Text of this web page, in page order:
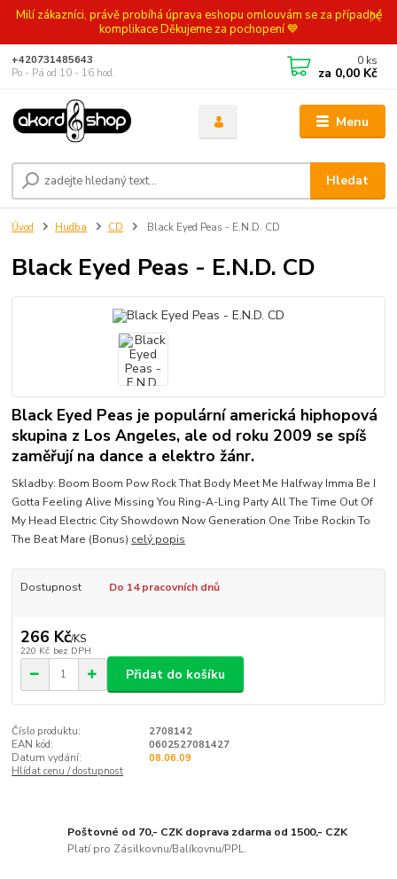
Milí zákazníci, právě probíhá úprava eshopu omlouvám se za případné
komplikace Děkujeme za pochopení 💙
Menu
Hledat
+420731485643
Po - Pá od 10 - 16 hod.
0 ks
za 0,00 Kč
Úvod Hudba CD Black Eyed Peas - E.N.D. CD
Black Eyed Peas - E.N.D. CD
Black Eyed Peas je populární americká hiphopová
skupina z Los Angeles, ale od roku 2009 se spíš
zaměřují na dance a elektro žánr.
Skladby: Boom Boom Pow Rock That Body Meet Me Halfway Imma Be I
Gotta Feeling Alive Missing You Ring-A-Ling Party All The Time Out Of
My Head Electric City Showdown Now Generation One Tribe Rockin To
The Beat Mare (Bonus) celý popis
Dostupnost Do 14 pracovních dnů
266 Kč/KS
220 Kč bez DPH
Přidat do košíku
Číslo produktu:
2708142
EAN kód:
0602527081427
Datum vydání:
08.06.09
Hlídat cenu / dostupnost
Poštovné od 70,- CZK doprava zdarma od 1500,- CZK
Platí pro Zásilkovnu/Balíkovnu/PPL.